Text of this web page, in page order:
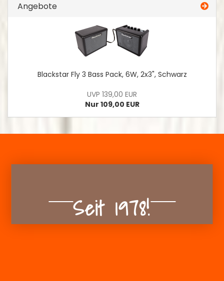
Angebote
Blackstar Fly 3 Bass Pack, 6W, 2x3", Schwarz
UVP 139,00 EUR
Nur 109,00 EUR
Seit 1978!